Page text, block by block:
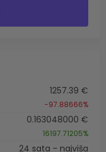
1257.39 €
-97.88666%
0.163048000 €
16197.71205%
24 sata - najviša